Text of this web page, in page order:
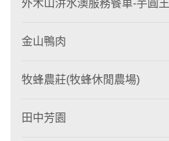
外木山汫水澳服務餐車-芋圓王
金山鴨肉
牧蜂農莊(牧蜂休閒農場)
田中芳園